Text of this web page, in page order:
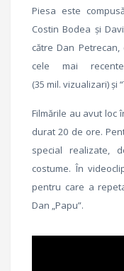
Piesa este
Costin Bodea și
către Dan
cele mai
(35 mil. vizualizari) și
Filmările au avut loc
durat 20 de ore.
special realizate,
costume. În
pentru care a
Dan „Papu”.